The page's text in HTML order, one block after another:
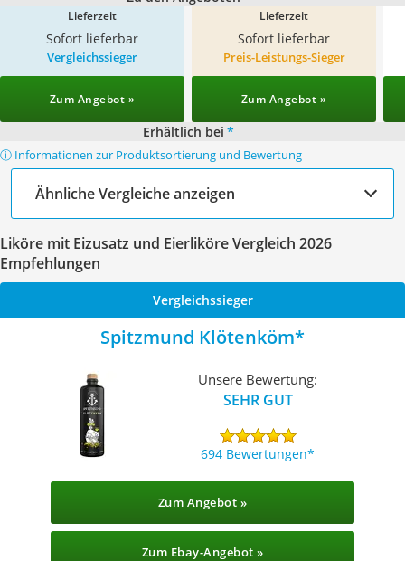
Lieferzeit
Sofort lieferbar
Lieferzeit
Sofort lieferbar
Vergleichssieger
Zum Angebot »
Preis-Leistungs-Sieger
Zum Angebot »
Erhältlich bei *
ⓘ Informationen zur Produktsortierung und Bewertung
Ähnliche Vergleiche anzeigen
Liköre mit Eizusatz und Eierliköre Vergleich 2026
Empfehlungen
Vergleichssieger
Spitzmund Klötenköm
Unsere Bewertung:
SEHR GUT
694 Bewertungen
Zum Angebot »
Zum Ebay-Angebot »